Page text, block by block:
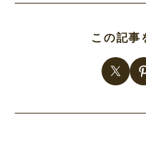
この記